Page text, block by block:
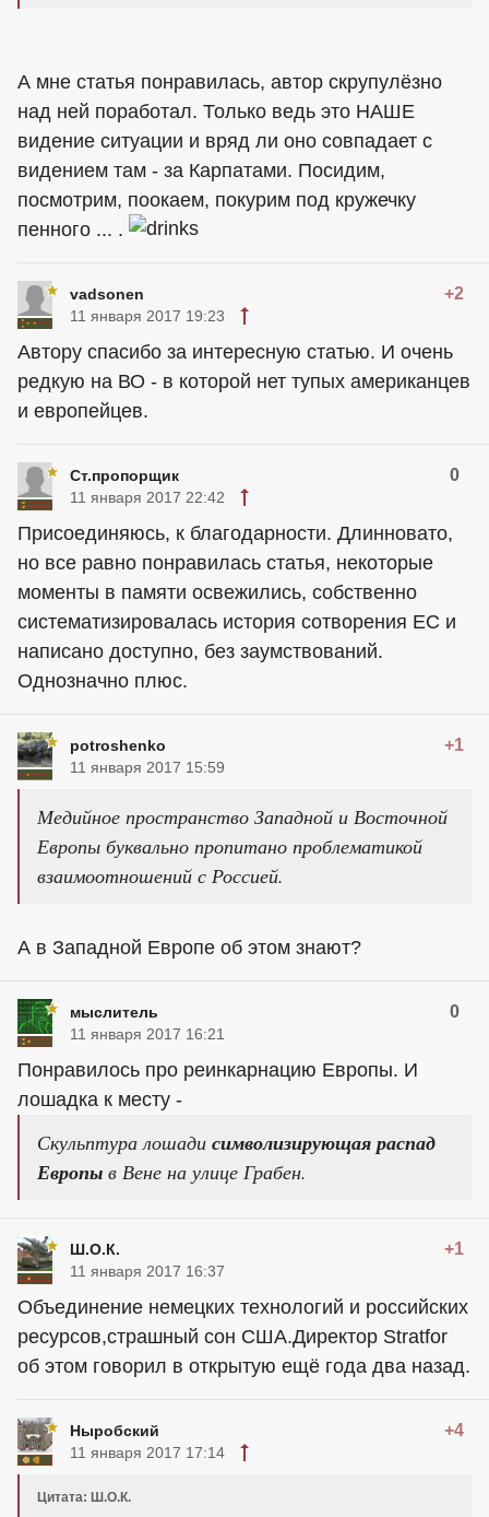
А мне статья понравилась, автор скрупулёзно
над ней поработал. Только ведь это НАШЕ
видение ситуации и вряд ли оно совпадает с
видением там - за Карпатами. Посидим,
посмотрим, поокаем, покурим под кружечку
пенного ... .
vadsonen +2
11 января 2017 19:23
Автору спасибо за интересную статью. И очень
редкую на ВО - в которой нет тупых американцев
и европейцев.
Ст.пропорщик 0
11 января 2017 22:42
Присоединяюсь, к благодарности. Длинновато,
но все равно понравилась статья, некоторые
моменты в памяти освежились, собственно
систематизировалась история сотворения ЕС и
написано доступно, без заумствований.
Однозначно плюс.
potroshenko +1
11 января 2017 15:59
Медийное пространство Западной и Восточной
Европы буквально пропитано проблематикой
взаимоотношений с Россией.
А в Западной Европе об этом знают?
мыслитель 0
11 января 2017 16:21
Понравилось про реинкарнацию Европы. И
лошадка к месту -
Скульптура лошади символизирующая распад
Европы в Вене на улице Грабен.
Ш.О.К. +1
11 января 2017 16:37
Объединение немецких технологий и российских
ресурсов,страшный сон США.Директор Stratfor
об этом говорил в открытую ещё года два назад.
Ныробский +4
11 января 2017 17:14
Цитата: Ш.О.К.